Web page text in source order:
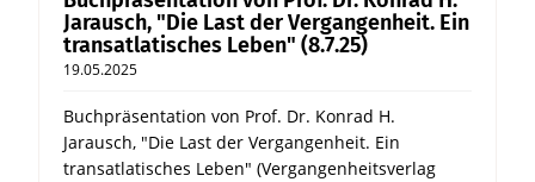
Jarausch, "Die Last der Vergangenheit. Ein
transatlatisches Leben" (8.7.25)
19.05.2025
Buchpräsentation von Prof. Dr. Konrad H.
Jarausch, "Die Last der Vergangenheit. Ein
transatlatisches Leben" (Vergangenheitsverlag